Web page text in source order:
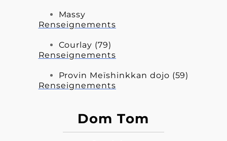
Massy
Renseignements
Courlay (79)
Renseignements
Provin Meïshinkkan dojo (59)
Renseignements
Dom Tom